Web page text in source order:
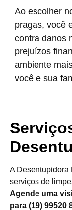
Ao escolher
pragas, você
contra danos
prejuízos
ambiente
você e sua
A Desentupidora
serviços de
Agende uma
para (19) 99520